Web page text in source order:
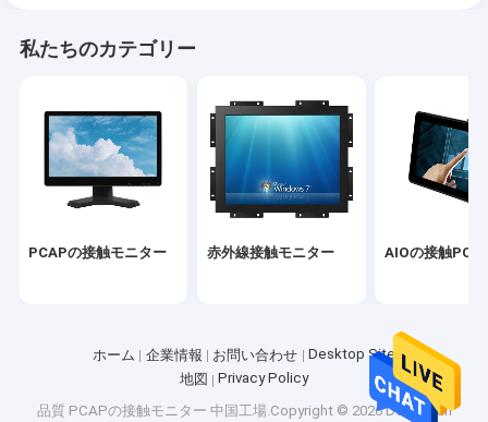
お問い合わせ
すべての場合
PCAPの接触モニター
PCAPのタッチ画面
私たちのカテゴリー
PCAPの接触モニター 赤外線接触モニター AIOの接触PC
ホーム 企業情報 お問い合わせ
Desktop Site
地図
Privacy Policy
品質 PCAPの接触モニター 中国工場.Copyright © 2026 Dongguan